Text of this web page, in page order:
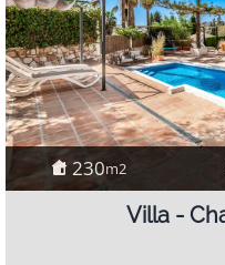
230m2
Villa -